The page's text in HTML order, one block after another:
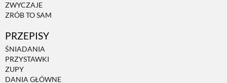
ZWYCZAJE
ZRÓB TO SAM
PRZEPISY
ŚNIADANIA
PRZYSTAWKI
ZUPY
DANIA GŁÓWNE